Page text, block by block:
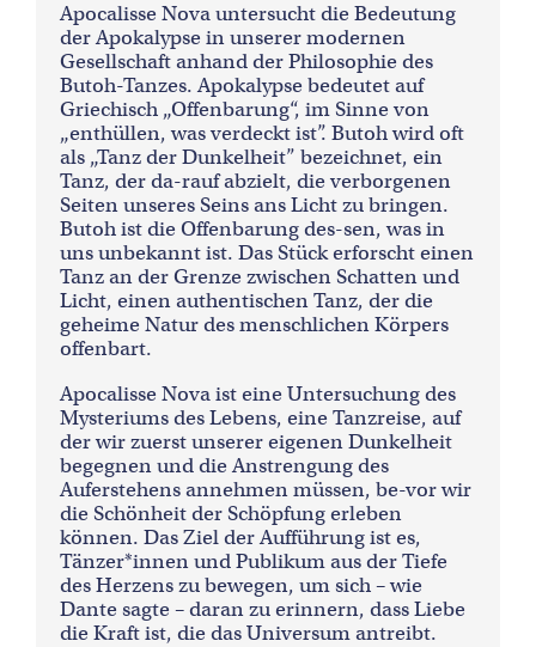
Apocalisse Nova untersucht die Bedeutung
der Apokalypse in unserer modernen
Gesellschaft anhand der Philosophie des
Butoh-Tanzes. Apokalypse bedeutet auf
Griechisch „Offenbarung“, im Sinne von
„enthüllen, was verdeckt ist”. Butoh wird oft
als „Tanz der Dunkelheit” bezeichnet, ein
Tanz, der da-rauf abzielt, die verborgenen
Seiten unseres Seins ans Licht zu bringen.
Butoh ist die Offenbarung des-sen, was in
uns unbekannt ist. Das Stück erforscht einen
Tanz an der Grenze zwischen Schatten und
Licht, einen authentischen Tanz, der die
geheime Natur des menschlichen Körpers
offenbart.
Apocalisse Nova ist eine Untersuchung des
Mysteriums des Lebens, eine Tanzreise, auf
der wir zuerst unserer eigenen Dunkelheit
begegnen und die Anstrengung des
Auferstehens annehmen müssen, be-vor wir
die Schönheit der Schöpfung erleben
können. Das Ziel der Aufführung ist es,
Tänzer*innen und Publikum aus der Tiefe
des Herzens zu bewegen, um sich – wie
Dante sagte – daran zu erinnern, dass Liebe
die Kraft ist, die das Universum antreibt.